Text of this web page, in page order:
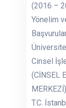
(2016 –
Yönelim
Cinsel
(CİNSEL
T.C.